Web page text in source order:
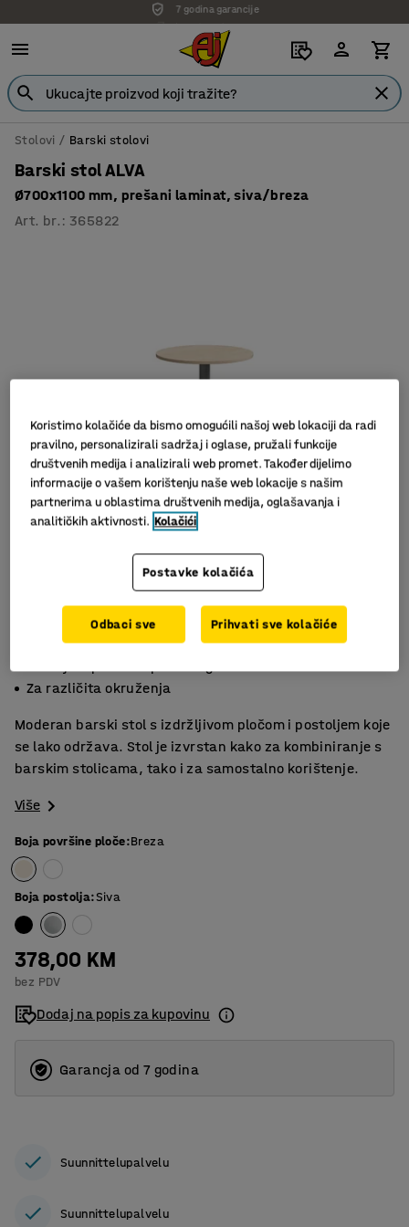
Isporuka po dogovoru
Stolovi Barski stolovi
Barski stol ALVA
Ø700x1100 mm, prešani laminat, siva/breza
Art. br. : 365822
Slični proizvodi
Moderan i jednostavan za održavanje
Za različita okruženja
Moderan barski stol s izdržljivom pločom i postoljem koje
se lako održava. Stol je izvrstan kako za kombiniranje s
barskim stolicama, tako i za samostalno korištenje.
Više
Boja površine ploče:Breza
Boja postolja:Siva
378,00 KM
bez PDV
Dodaj na popis za kupovinu
Garancja od 7 godina
Suunnittelupalvelu
Suunnittelupalvelu
Koristimo kolačiće da bismo omogućili našoj web lokaciji da radi
pravilno, personalizirali sadržaj i oglase, pružali funkcije
društvenih medija i analizirali web promet. Također dijelimo
informacije o vašem korištenju naše web lokacije s našim
partnerima u oblastima društvenih medija, oglašavanja i
analitičkih aktivnosti. Kolačići
Postavke kolačića
Odbaci sve Prihvati sve kolačiće